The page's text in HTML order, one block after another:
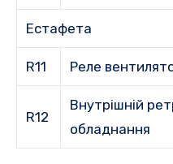
Естафета
R11 Реле
R12
Внутрішній
обладнання